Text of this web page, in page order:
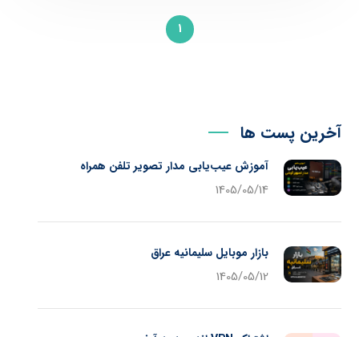
1
آخرین پست ها
آموزش عیب‌یابی مدار تصویر تلفن همراه
1405/05/14
بازار موبایل سلیمانیه عراق
1405/05/12